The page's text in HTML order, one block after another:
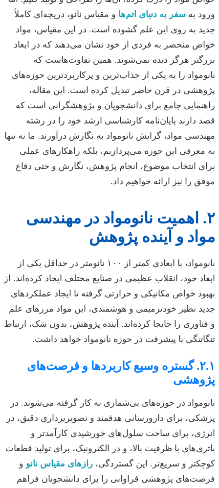
ورود به سفر به دنیای اتم‌ها و مقیاس نانو، دریچه‌ای کاملاً
جدید به روی این علم گشوده است. در این مقیاس، مواد
خواص منحصر به فردی از خود نشان می‌دهند که در ابعاد
بزرگتر هرگز دیده نمی‌شوند. همین تفاوت‌هاست که
نانومواد را به یکی از جذاب‌ترین و پرکاربردترین حوزه‌های
پژوهشی در قرن حاضر تبدیل کرده است. این مقاله،
راهنمایی جامع برای دانشجویان و پژوهشگرانی است که
قصد دارند پایان‌نامه کارشناسی ارشد خود را در رشته
مهندسی مواد، گرایش نانومواد به نگارش درآورند. ما نه تنها
به معرفی این حوزه می‌پردازیم، بلکه راهکارهای عملی
برای انتخاب موضوع، انجام پژوهش، نگارش و حتی دفاع
موفق را نیز ارائه خواهیم داد.
۲. اهمیت نانومواد در مهندسی
مواد و آینده پژوهش
نانومواد، با ابعادی کمتر از ۱۰۰ نانومتر در حداقل یکی از
ابعاد خود، انقلاب عظیمی در صنایع مختلف ایجاد کرده‌اند. از
بهبود خواص مکانیکی و حرارتی گرفته تا ایجاد عملکردهای
جدید نظیر خودترمیمی و هوشمندی، این مواد مرزهای علم
و فناوری را جابجا کرده‌اند. آینده پژوهش، بدون شک، ارتباط
تنگاتنگی با پیشرفت در حوزه نانومواد خواهد داشت.
۲.۱. گستره وسیع کاربردها و فرصت‌های
پژوهشی
نانومواد در حوزه‌های بی‌شماری به کار گرفته می‌شوند. در
پزشکی، برای دارورسانی هدفمند و تصویربرداری دقیق، در
انرژی، برای ساخت سلول‌های خورشیدی کارآمدتر و
باتری‌های با ظرفیت بالا، و در الکترونیک، برای تولید قطعات
کوچکتر و سریع‌تر. این گستردگی، رازهای مقیاس نانو و
فرصت‌های پژوهشی فراوانی را برای دانشجویان فراهم